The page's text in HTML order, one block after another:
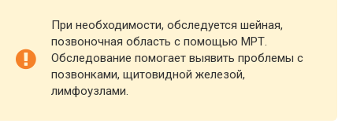
При необходимости, обследуется шейная,
позвоночная область с помощью МРТ.
Обследование помогает выявить проблемы с
позвонками, щитовидной железой,
лимфоузлами.